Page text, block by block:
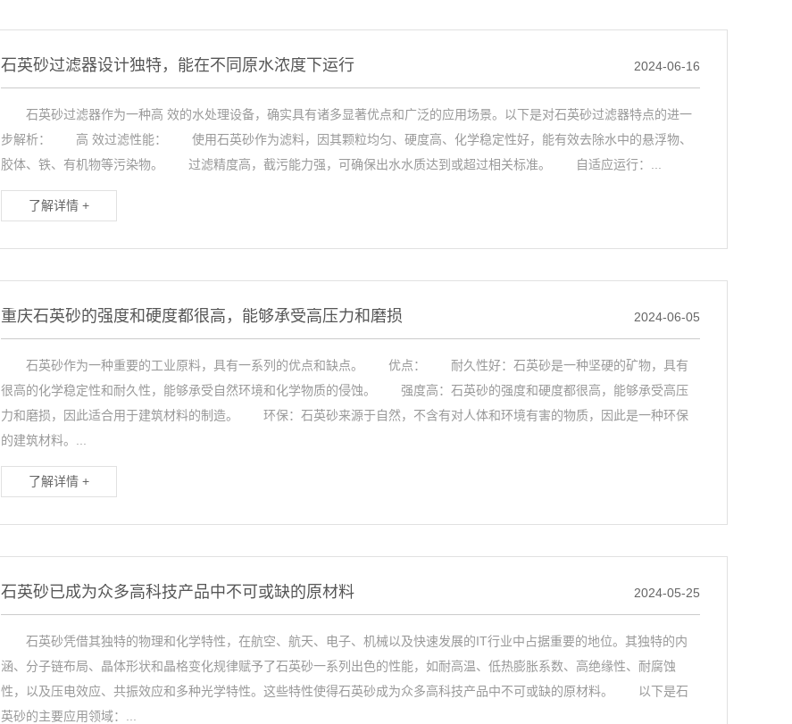
石英砂过滤器设计独特，能在不同原水浓度下运行 2024-06-16
石英砂过滤器作为一种高 效的水处理设备，确实具有诸多显著优点和广泛的应用场景。以下是对石英砂过滤器特点的进一
步解析： 高 效过滤性能： 使用石英砂作为滤料，因其颗粒均匀、硬度高、化学稳定性好，能有效去除水中的悬浮物、
胶体、铁、有机物等污染物。 过滤精度高，截污能力强，可确保出水水质达到或超过相关标准。 自适应运行：...
了解详情 +
重庆石英砂的强度和硬度都很高，能够承受高压力和磨损 2024-06-05
石英砂作为一种重要的工业原料，具有一系列的优点和缺点。 优点： 耐久性好：石英砂是一种坚硬的矿物，具有
很高的化学稳定性和耐久性，能够承受自然环境和化学物质的侵蚀。 强度高：石英砂的强度和硬度都很高，能够承受高压
力和磨损，因此适合用于建筑材料的制造。 环保：石英砂来源于自然，不含有对人体和环境有害的物质，因此是一种环保
的建筑材料。...
了解详情 +
石英砂已成为众多高科技产品中不可或缺的原材料 2024-05-25
石英砂凭借其独特的物理和化学特性，在航空、航天、电子、机械以及快速发展的IT行业中占据重要的地位。其独特的内
涵、分子链布局、晶体形状和晶格变化规律赋予了石英砂一系列出色的性能，如耐高温、低热膨胀系数、高绝缘性、耐腐蚀
性，以及压电效应、共振效应和多种光学特性。这些特性使得石英砂成为众多高科技产品中不可或缺的原材料。 以下是石
英砂的主要应用领域：...